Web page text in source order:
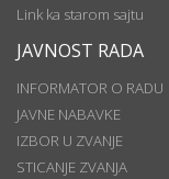
Link ka starom sajtu
JAVNOST RADA
INFORMATOR O RADU
JAVNE NABAVKE
IZBOR U ZVANJE
STICANJE ZVANJA